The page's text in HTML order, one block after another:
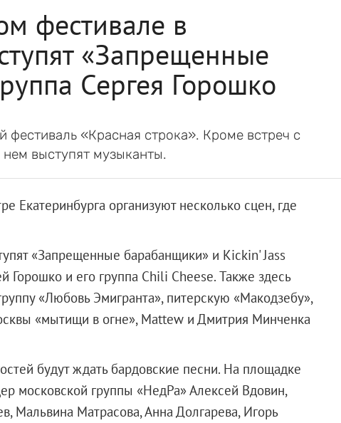
фестивале в
«Запрещенные
Сергея Горошко
фестиваль «Красная строка». Кроме встреч с
выступят музыканты.
Екатеринбурга организуют несколько сцен, где
«Запрещенные барабанщики» и Kickin' Jass
Горошко и его группа Chili Cheese. Также здесь
«Любовь Эмигранта», питерскую «Макодзебу»,
«мытищи в огне», Mattew и Дмитрия Минченка
будут ждать бардовские песни. На площадке
московской группы «НедРа» Алексей Вдовин,
Мальвина Матрасова, Анна Долгарева, Игорь